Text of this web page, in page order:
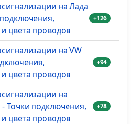
на Лада
цвета проводов
+126
на VW
цвета проводов
+94
на
Точки подключения,
цвета проводов
+78